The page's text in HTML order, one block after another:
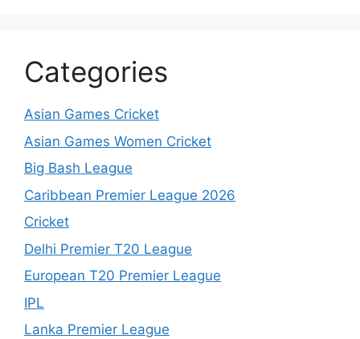
Categories
Asian Games Cricket
Asian Games Women Cricket
Big Bash League
Caribbean Premier League 2026
Cricket
Delhi Premier T20 League
European T20 Premier League
IPL
Lanka Premier League